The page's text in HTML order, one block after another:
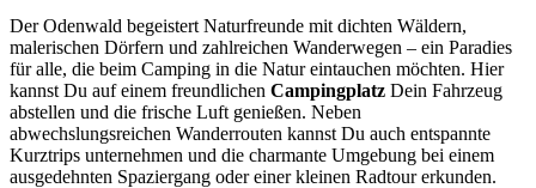
Der Odenwald begeistert Naturfreunde mit dichten Wäldern,
malerischen Dörfern und zahlreichen Wanderwegen – ein Paradies
für alle, die beim Camping in die Natur eintauchen möchten. Hier
kannst Du auf einem freundlichen Campingplatz Dein Fahrzeug
abstellen und die frische Luft genießen. Neben
abwechslungsreichen Wanderrouten kannst Du auch entspannte
Kurztrips unternehmen und die charmante Umgebung bei einem
ausgedehnten Spaziergang oder einer kleinen Radtour erkunden.